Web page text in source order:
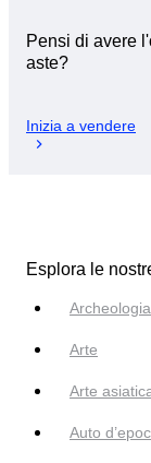
Pensi di avere
aste?
Inizia a vendere
Esplora le
Arte
Arte
Auto